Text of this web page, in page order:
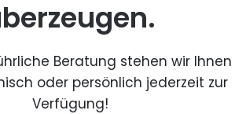
Beratung stehen wir Ihnen
oder persönlich jederzeit zur
Verfügung!